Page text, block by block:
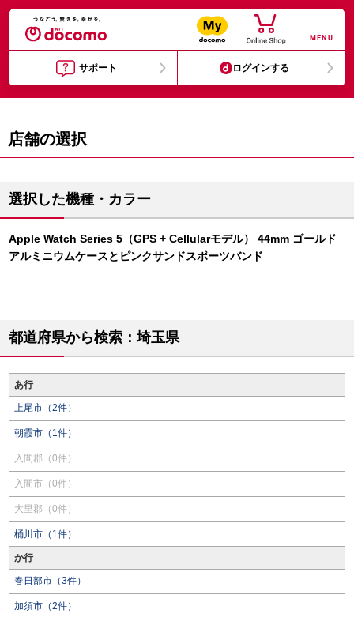
MENU
サポート ログインする
店舗の選択
選択した機種・カラー
Apple Watch Series 5（GPS + Cellularモデル） 44mm ゴールド
アルミニウムケースとピンクサンドスポーツバンド
都道府県から検索：埼玉県
あ行
上尾市（2件）
朝霞市（1件）
入間郡（0件）
入間市（0件）
大里郡（0件）
桶川市（1件）
か行
春日部市（3件）
加須市（2件）